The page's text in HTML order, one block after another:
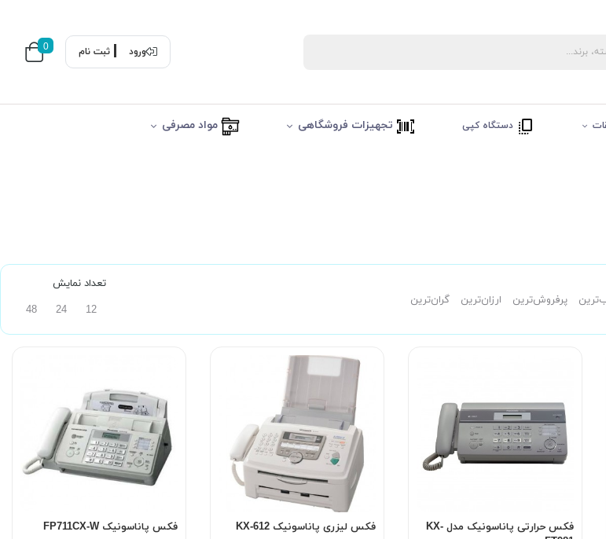
ورود ثبت نام 0
دستگاه کپی تجهیزات فروشگاهی مواد مصرفی
پرفروش‌ترین ارزان‌ترین گران‌ترین
تعداد نمایش
12
24
48
فکس حرارتی پاناسونیک مدل KX-
فکس لیزری پاناسونیک KX-612 فکس پاناسونیک FP711CX-W